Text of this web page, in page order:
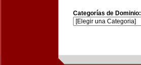
Categorías de Dominio: